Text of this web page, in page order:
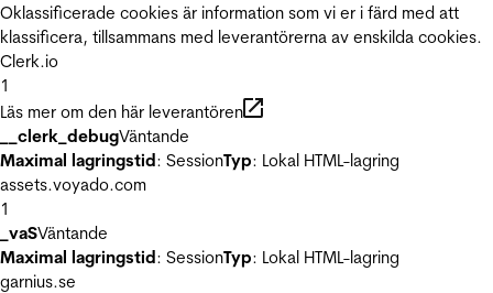
Oklassificerade cookies är information som vi er i färd med att
klassificera, tillsammans med leverantörerna av enskilda cookies.
Clerk.io
1
Läs mer om den här leverantören
__clerk_debugVäntande
Maximal lagringstid: SessionTyp: Lokal HTML-lagring
assets.voyado.com
1
_vaSVäntande
Maximal lagringstid: SessionTyp: Lokal HTML-lagring
garnius.se